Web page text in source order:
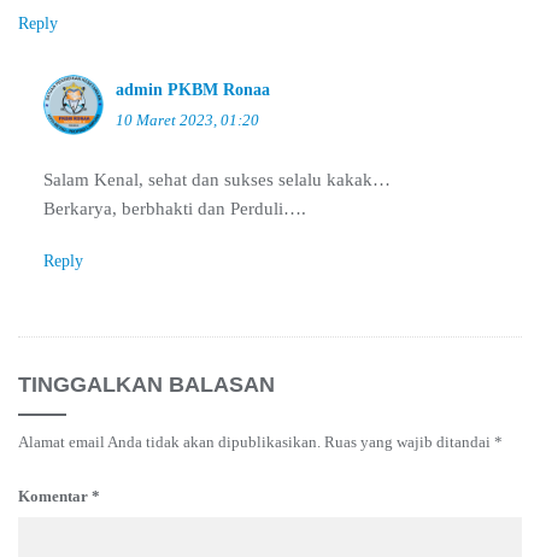
Reply
admin PKBM Ronaa
10 Maret 2023, 01:20
Salam Kenal, sehat dan sukses selalu kakak…
Berkarya, berbhakti dan Perduli….
Reply
TINGGALKAN BALASAN
Alamat email Anda tidak akan dipublikasikan. Ruas yang wajib ditandai *
Komentar *